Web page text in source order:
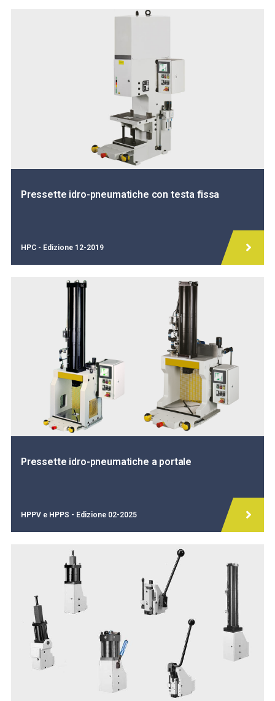
Pressette idro-pneumatiche con testa fissa
HPC - Edizione 12-2019
Pressette idro-pneumatiche a portale
HPPV e HPPS - Edizione 02-2025